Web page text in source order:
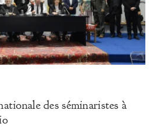
des séminaristes à